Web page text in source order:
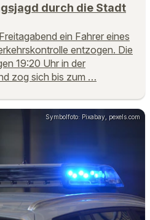
durch die Stadt
ein Fahrer eines
entzogen. Die
19:20 Uhr in der
zog sich bis zum …
Symbolfoto: Pixabay, pexels.com